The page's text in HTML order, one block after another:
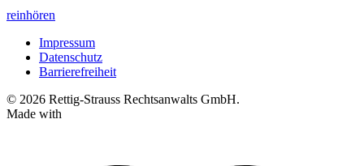
reinhören
Impressum
Datenschutz
Barrierefreiheit
© 2026 Rettig-Strauss Rechtsanwalts GmbH.
Made with